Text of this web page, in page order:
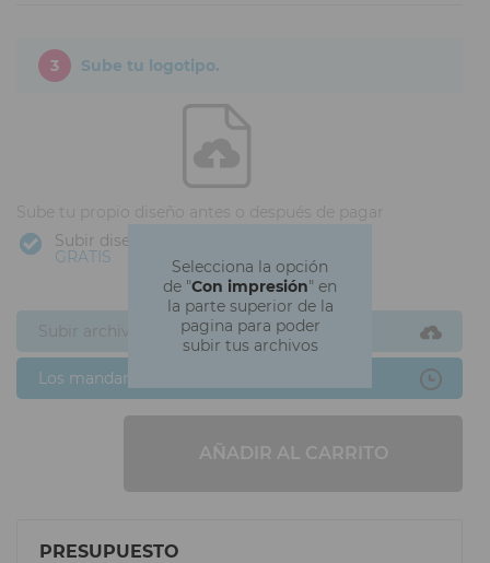
Selecciona la opción
de "Con impresión" en
la parte superior de la
pagina para poder
subir tus archivos
3 Sube tu logotipo.
Sube tu propio diseño antes o después de pagar
Subir diseño
GRATIS
Subir archivos ahora
Los mandaré después
AÑADIR AL CARRITO
PRESUPUESTO